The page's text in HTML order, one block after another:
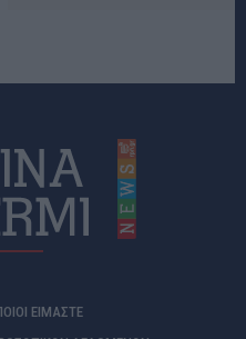
ΕΊΜΑΣΤΕ